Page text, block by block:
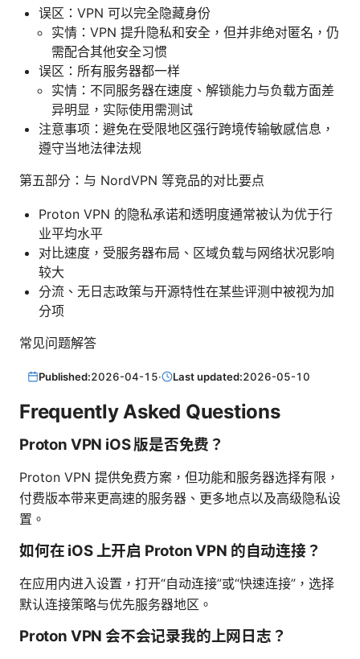
误区：VPN 可以完全隐藏身份
实情：VPN 提升隐私和安全，但并非绝对匿名，仍
需配合其他安全习惯
误区：所有服务器都一样
实情：不同服务器在速度、解锁能力与负载方面差
异明显，实际使用需测试
注意事项：避免在受限地区强行跨境传输敏感信息，
遵守当地法律法规
第五部分：与 NordVPN 等竞品的对比要点
Proton VPN 的隐私承诺和透明度通常被认为优于行
业平均水平
对比速度，受服务器布局、区域负载与网络状况影响
较大
分流、无日志政策与开源特性在某些评测中被视为加
分项
常见问题解答
Published:2026-04-15· Last updated:2026-05-10
Frequently Asked Questions
Proton VPN iOS 版是否免费？
Proton VPN 提供免费方案，但功能和服务器选择有限，
付费版本带来更高速的服务器、更多地点以及高级隐私设
置。
如何在 iOS 上开启 Proton VPN 的自动连接？
在应用内进入设置，打开“自动连接”或“快速连接”，选择
默认连接策略与优先服务器地区。
Proton VPN 会不会记录我的上网日志？